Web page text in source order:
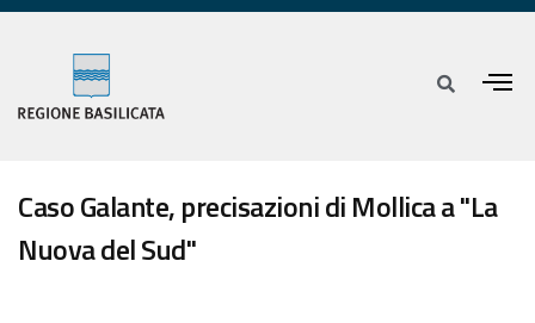
Caso Galante, precisazioni di Mollica a "La
Nuova del Sud"